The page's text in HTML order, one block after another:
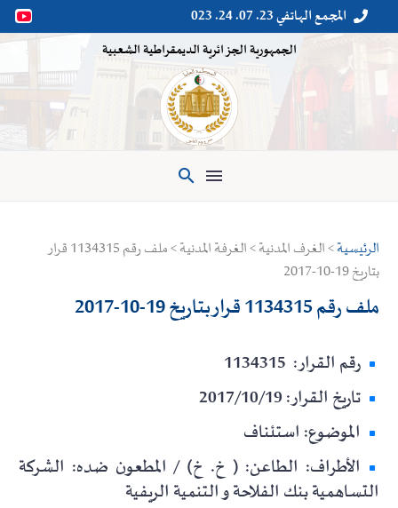

 المجمع الهاتفي 23. 07. 24. 023
الجمهورية الجزائرية الديمقراطية الشعبية

الرئيسية
> الغرف المدنية > الغرفة المدنية > ملف رقم 1134315 قرار
بتاريخ 19-10-2017
ملف رقم 1134315 قرار بتاريخ 19-10-2017
رقم القرار: 1134315
تاريخ القرار: 2017/10/19
الموضوع: استئناف
الأطراف: الطاعن: ( خ. خ) / المطعون ضده: الشركة
التساهمية بنك الفلاحة و التنمية الريفية